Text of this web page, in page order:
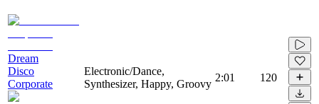
Dream
Disco
Corporate
Electronic/Dance,
Synthesizer, Happy, Groovy
2:01 120